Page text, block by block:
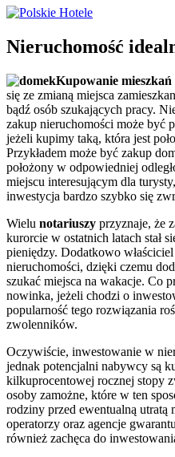
Nieruchomość
Kupowanie mieszkań
się ze zmianą miejsca
bądź osób szukających pracy.
zakup nieruchomości może być
jeżeli kupimy taką, która jest
Przykładem może być zakup
położony w odpowiedniej
miejscu interesującym dla
inwestycja bardzo szybko się
Wielu notariuszy przyznaje, że
kurorcie w ostatnich latach stał
pieniędzy. Dodatkowo
nieruchomości, dzięki czemu
szukać miejsca na wakacje. Co
nowinka, jeżeli chodzi o
popularność tego rozwiązania
zwolenników.
Oczywiście, inwestowanie w
jednak potencjalni nabywcy są
kilkuprocentowej rocznej stopy
osoby zamożne, które w ten
rodziny przed ewentualną
operatorzy oraz agencje
również zachęca do